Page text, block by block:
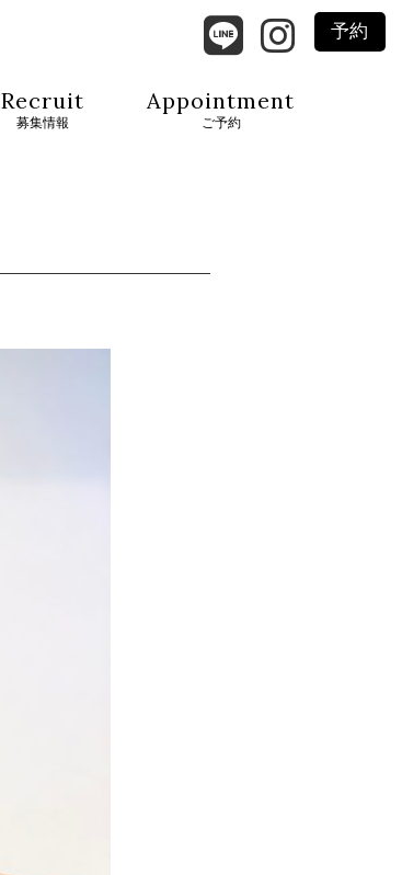
Recruit
募集情報
Appointment
ご予約
予約